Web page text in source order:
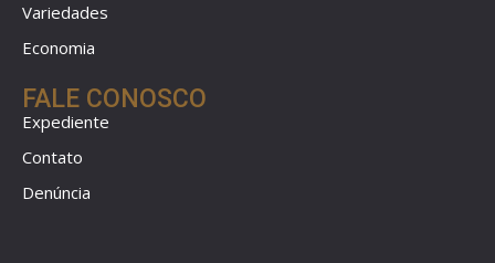
Variedades
Economia
FALE CONOSCO
Expediente
Contato
Denúncia